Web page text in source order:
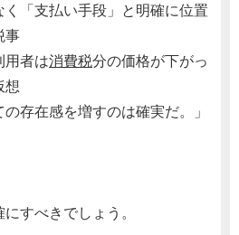
「支払い手段」と明確に位置
事
用者は消費税分の価格が下がっ
想
存在感を増すのは確実だ。」
すべきでしょう。